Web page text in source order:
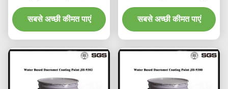
ब्रेक डिस्क
सबसे अच्छी कीमत पाएं
पीढ़ी Dacromet कोटिंग
सबसे अच्छी कीमत पाएं